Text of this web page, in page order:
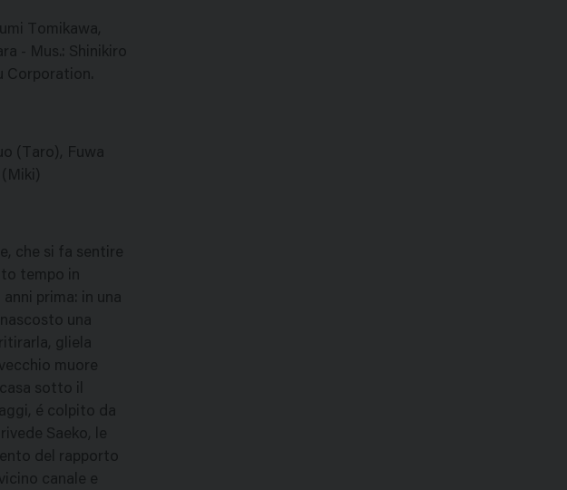
Tomikawa,
- Mus.: Shinikiro
Corporation.
(Taro), Fuwa
che si fa sentire
tempo in
prima: in una
una
gliela
muore
sotto il
é colpito da
Saeko, le
del rapporto
canale e